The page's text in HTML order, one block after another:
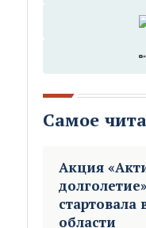
Самое
Акция
стартовала
области